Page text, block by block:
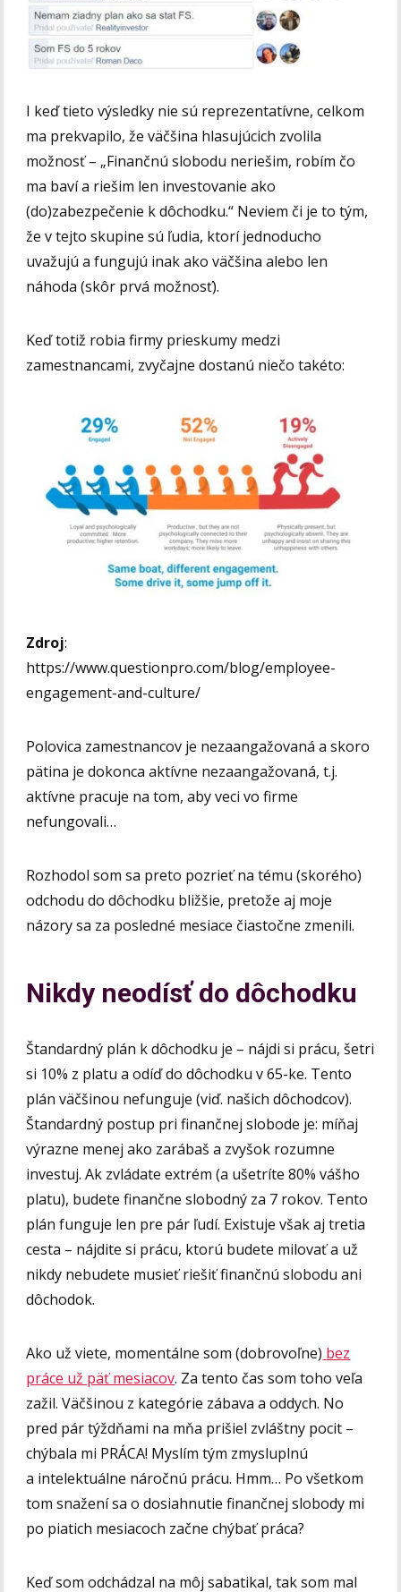
I keď tieto výsledky nie sú reprezentatívne, celkom
ma prekvapilo, že väčšina hlasujúcich zvolila
možnosť – „Finančnú slobodu neriešim, robím čo
ma baví a riešim len investovanie ako
(do)zabezpečenie k dôchodku.“ Neviem či je to tým,
že v tejto skupine sú ľudia, ktorí jednoducho
uvažujú a fungujú inak ako väčšina alebo len
náhoda (skôr prvá možnosť).
Keď totiž robia firmy prieskumy medzi
zamestnancami, zvyčajne dostanú niečo takéto:
Zdroj:
https://www.questionpro.com/blog/employee-
engagement-and-culture/
Polovica zamestnancov je nezaangažovaná a skoro
pätina je dokonca aktívne nezaangažovaná, t.j.
aktívne pracuje na tom, aby veci vo firme
nefungovali…
Rozhodol som sa preto pozrieť na tému (skorého)
odchodu do dôchodku bližšie, pretože aj moje
názory sa za posledné mesiace čiastočne zmenili.
Nikdy neodísť do dôchodku
Štandardný plán k dôchodku je – nájdi si prácu, šetri
si 10% z platu a odíď do dôchodku v 65-ke. Tento
plán väčšinou nefunguje (viď. našich dôchodcov).
Štandardný postup pri finančnej slobode je: míňaj
výrazne menej ako zarábaš a zvyšok rozumne
investuj. Ak zvládate extrém (a ušetríte 80% vášho
platu), budete finančne slobodný za 7 rokov. Tento
plán funguje len pre pár ľudí. Existuje však aj tretia
cesta – nájdite si prácu, ktorú budete milovať a už
nikdy nebudete musieť riešiť finančnú slobodu ani
dôchodok.
Ako už viete, momentálne som (dobrovoľne) bez
práce už päť mesiacov. Za tento čas som toho veľa
zažil. Väčšinou z kategórie zábava a oddych. No
pred pár týždňami na mňa prišiel zvláštny pocit –
chýbala mi PRÁCA! Myslím tým zmysluplnú
a intelektuálne náročnú prácu. Hmm… Po všetkom
tom snažení sa o dosiahnutie finančnej slobody mi
po piatich mesiacoch začne chýbať práca?
Keď som odchádzal na môj sabatikal, tak som mal